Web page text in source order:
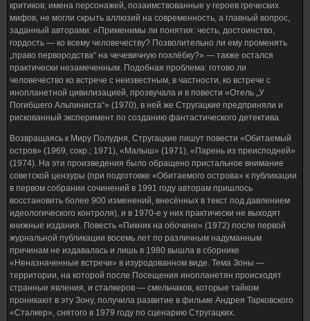
критиков; имена персонажей, позаимствованные у героев греческих
мифов, не могли скрыть аллюзий на современность, а главный вопрос,
заданный авторами: «Применимы ли понятия: честь, достоинство,
гордость — ко всему человечеству? Позволительно ли ему променять
„право первородства“ на чечевичную похлёбку?» — также остался
практически незамеченным. Подобная проблема: готово ли
человечество ко встрече с неизвестным, в частности, ко встрече с
инопланетной цивилизацией, прозвучала и в повести «Отель „У
Погибшего Альпиниста“» (1970), в ней же Стругацкие предприняли и
рискованный эксперимент по созданию фантастического детектива.
Возвращаясь к Миру Полудня, Стругацкие пишут повести «Обитаемый
остров» (1969, сокр.; 1971), «Малыш» (1971), «Парень из преисподней»
(1974). На эти произведения было обращено пристальное внимание
советской цензуры (при подготовке «Обитаемого острова» к публикации
в первом собрании сочинений в 1991 году авторам пришлось
восстановить более 900 изменений, внесённых в текст под давлением
идеологического контроля), и в 1970-е у них практически не выходят
книжные издания. Повесть «Пикник на обочине» (1972) после первой
журнальной публикации восемь лет по различным надуманным
причинам не издавалась и лишь в 1980 вышла в сборнике
«Неназначенные встречи» в изуродованном виде. Тема Зоны —
территории, на которой после Посещения инопланетян происходят
странные явления, и сталкеров — смельчаков, которые тайком
проникают в эту Зону, получила развитие в фильме Андрея Тарковского
«Сталкер», снятого в 1979 году по сценарию Стругацких.